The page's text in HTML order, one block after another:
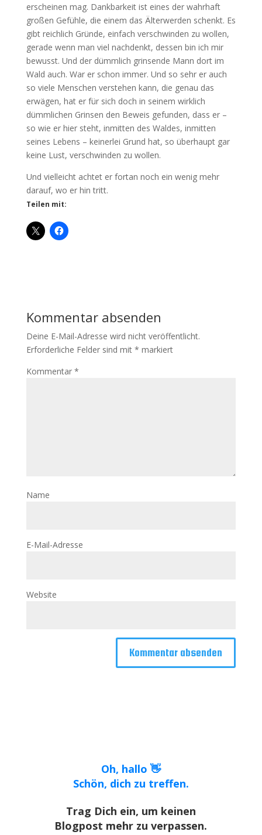
erscheinen mag. Dankbarkeit ist eines der wahrhaft
großen Gefühle, die einem das Älterwerden schenkt. Es
gibt reichlich Gründe, einfach verschwinden zu wollen,
gerade wenn man viel nachdenkt, dessen bin ich mir
bewusst. Und der dümmlich grinsende Mann dort im
Wald auch. War er schon immer. Und so sehr er auch
so viele Menschen verstehen kann, die genau das
erwägen, hat er für sich doch in seinem wirklich
dümmlichen Grinsen den Beweis gefunden, dass er –
so wie er hier steht, inmitten des Waldes, inmitten
seines Lebens – keinerlei Grund hat, so überhaupt gar
keine Lust, verschwinden zu wollen.
Und vielleicht achtet er fortan noch ein wenig mehr
darauf, wo er hin tritt.
Teilen mit:
Kommentar absenden
Deine E-Mail-Adresse wird nicht veröffentlicht.
Erforderliche Felder sind mit * markiert
Kommentar *
Name
E-Mail-Adresse
Website
Oh, hallo 👋
Schön, dich zu treffen.
Trag Dich ein, um keinen
Blogpost mehr zu verpassen.